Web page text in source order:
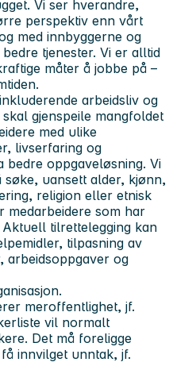
Vi ser hverandre,
perspektiv enn vårt
med innbyggerne og
tjenester. Vi er alltid
måter å jobbe på –
arbeidsliv og
gjenspeile mangfoldet
med ulike
livserfaring og
bedre oppgaveløsning. Vi
uansett alder, kjønn,
religion eller etnisk
medarbeidere som har
tilrettelegging kan
tilpasning av
arbeidsoppgaver og
meroffentlighet, jf.
vil normalt
Det må foreligge
innvilget unntak, jf.